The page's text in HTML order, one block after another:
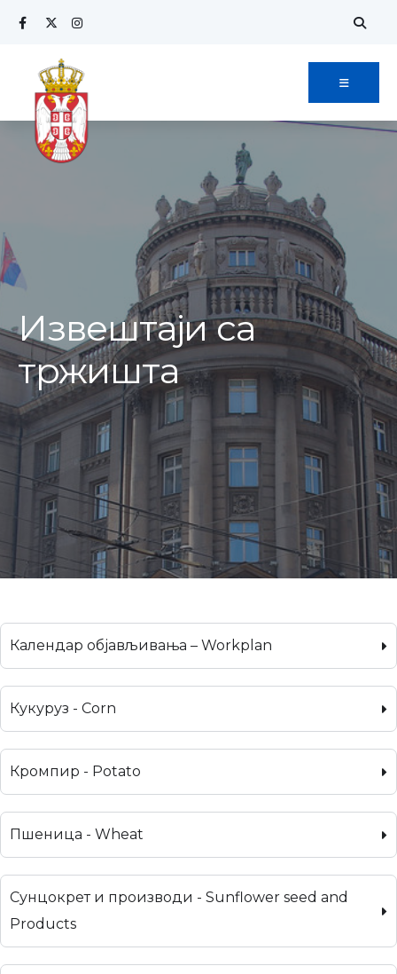
Извештаји са
тржишта
Календар објављивања – Workplan
Кукуруз - Corn
Кромпир - Potato
Пшеница - Wheat
Сунцокрет и производи - Sunflower seed and
Products